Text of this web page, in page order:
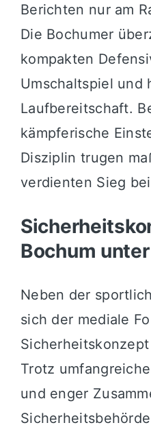
Berichten nur am
Die Bochumer
kompakten
Umschaltspiel und
Laufbereitschaft.
kämpferische
Disziplin trugen
verdienten Sieg
Bochum
Neben der
sich der mediale
Trotz
und enger